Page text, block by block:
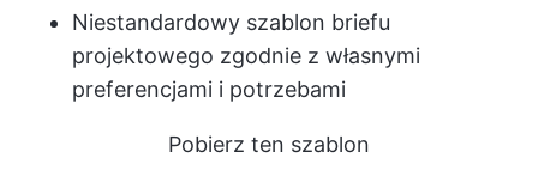
Niestandardowy szablon briefu
projektowego zgodnie z własnymi
preferencjami i potrzebami
Pobierz ten szablon